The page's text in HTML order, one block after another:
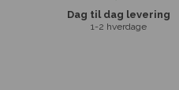
Dag til dag levering
1-2 hverdage